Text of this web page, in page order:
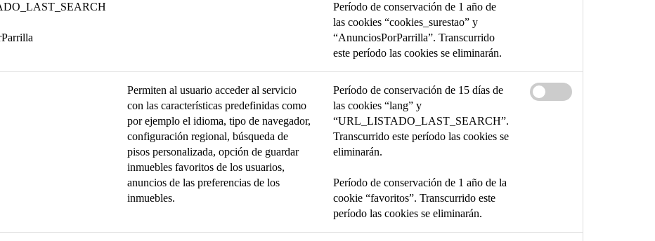
Período de conservación de 1 año de
las cookies “cookies_surestao” y
“AnunciosPorParrilla”. Transcurrido
este período las cookies se eliminarán.
Permiten al usuario acceder al servicio
con las características predefinidas como
por ejemplo el idioma, tipo de navegador,
configuración regional, búsqueda de
pisos personalizada, opción de guardar
inmuebles favoritos de los usuarios,
anuncios de las preferencias de los
inmuebles.
Período de conservación de 15 días de
las cookies “lang” y
“URL_LISTADO_LAST_SEARCH”.
Transcurrido este período las cookies se
eliminarán.
Período de conservación de 1 año de la
cookie “favoritos”. Transcurrido este
período las cookies se eliminarán.